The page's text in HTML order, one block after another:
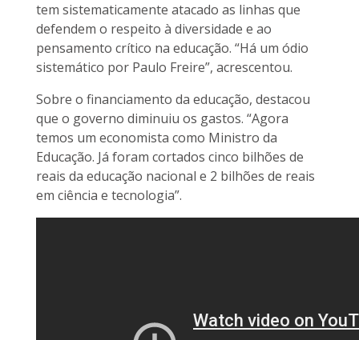
tem sistematicamente atacado as linhas que
defendem o respeito à diversidade e ao
pensamento crítico na educação. “Há um ódio
sistemático por Paulo Freire”, acrescentou.
Sobre o financiamento da educação, destacou
que o governo diminuiu os gastos. “Agora
temos um economista como Ministro da
Educação. Já foram cortados cinco bilhões de
reais da educação nacional e 2 bilhões de reais
em ciência e tecnologia”.